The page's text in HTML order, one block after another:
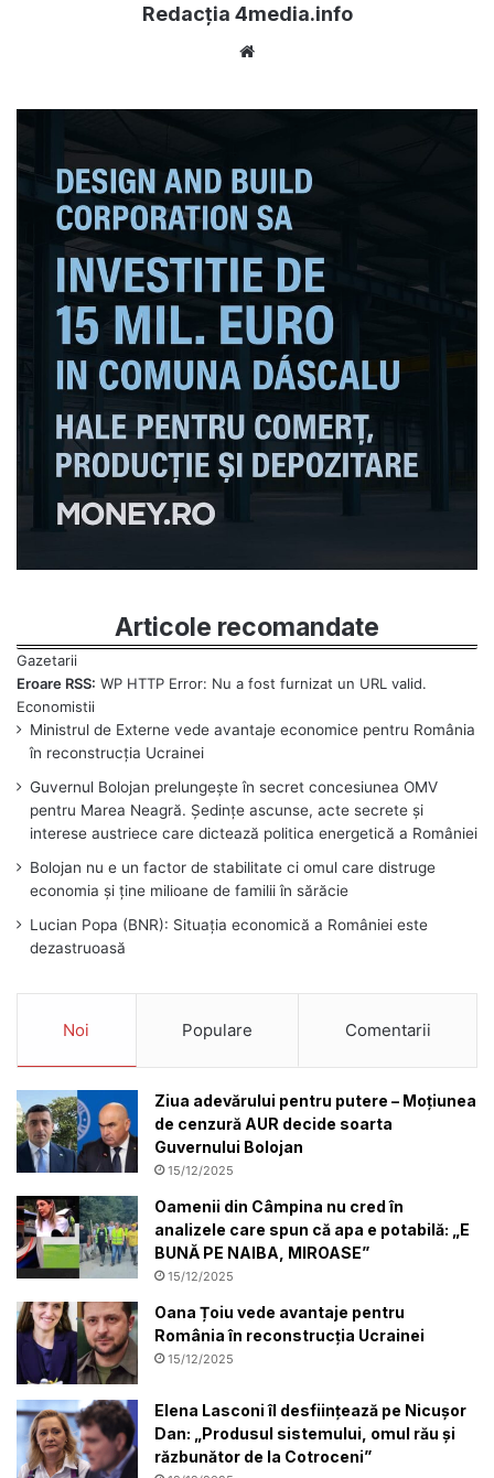
Redacția 4media.info
Articole recomandate
Eroare RSS: WP HTTP Error: Nu a fost furnizat un URL valid.
Ministrul de Externe vede avantaje economice pentru România
în reconstrucția Ucrainei
Guvernul Bolojan prelungește în secret concesiunea OMV
pentru Marea Neagră. Ședințe ascunse, acte secrete și
interese austriece care dictează politica energetică a României
Bolojan nu e un factor de stabilitate ci omul care distruge
economia și ține milioane de familii în sărăcie
Lucian Popa (BNR): Situația economică a României este
dezastruoasă
Noi Populare Comentarii
Ziua adevărului pentru putere – Moțiunea
de cenzură AUR decide soarta
Guvernului Bolojan
15/12/2025
Oamenii din Câmpina nu cred în
analizele care spun că apa e potabilă: „E
BUNĂ PE NAIBA, MIROASE”
15/12/2025
Oana Țoiu vede avantaje pentru
România în reconstrucția Ucrainei
15/12/2025
Elena Lasconi îl desființează pe Nicușor
Dan: „Produsul sistemului, omul rău și
răzbunător de la Cotroceni”